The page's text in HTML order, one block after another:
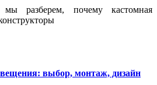
разберем, почему кастомная
выбор, монтаж, дизайн